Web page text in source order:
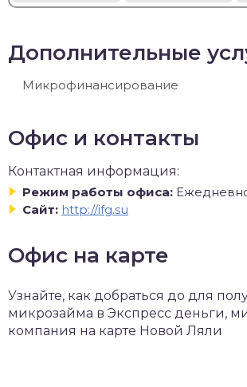
Дополнительные
Микрофинансирование
Офис и контакты
Контактная информация:
Режим работы офиса:
Сайт: http://ifg.su
Офис на карте
Узнайте, как добраться до для
микрозайма в Экспресс деньги,
компания на карте Новой Ляли